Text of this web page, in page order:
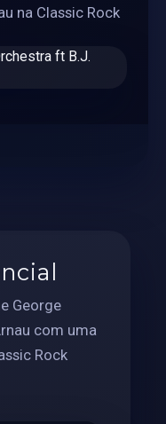
na Classic Rock
George
com uma
Rock